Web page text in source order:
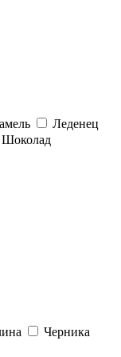
Леденец
Шоколад
Черника